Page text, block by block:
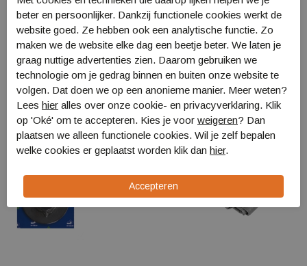
Retourneren
Gerelateerde producten
beter en persoonlijker. Dankzij functionele cookies werkt de
website goed. Ze hebben ook een analytische functie. Zo
maken we de website elke dag een beetje beter. We laten je
graag nuttige advertenties zien. Daarom gebruiken we
technologie om je gedrag binnen en buiten onze website te
volgen. Dat doen we op een anonieme manier. Meer weten?
Lees hier alles over onze cookie- en privacyverklaring. Klik
op 'Oké' om te accepteren. Kies je voor weigeren? Dan
plaatsen we alleen functionele cookies. Wil je zelf bepalen
welke cookies er geplaatst worden klik dan hier.